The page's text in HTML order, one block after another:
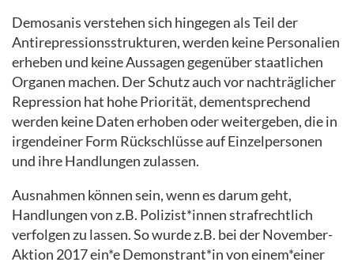
Demosanis verstehen sich hingegen als Teil der
Antirepressionsstrukturen, werden keine Personalien
erheben und keine Aussagen gegenüber staatlichen
Organen machen. Der Schutz auch vor nachträglicher
Repression hat hohe Priorität, dementsprechend
werden keine Daten erhoben oder weitergeben, die in
irgendeiner Form Rückschlüsse auf Einzelpersonen
und ihre Handlungen zulassen.
Ausnahmen können sein, wenn es darum geht,
Handlungen von z.B. Polizist*innen strafrechtlich
verfolgen zu lassen. So wurde z.B. bei der November-
Aktion 2017 ein*e Demonstrant*in von einem*einer